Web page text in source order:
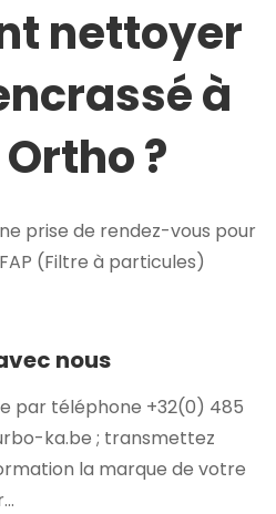
nettoyer
à
?
prise de rendez-vous pour
(Filtre à particules)
nous
par téléphone +32(0) 485
ka.be ; transmettez
la marque de votre